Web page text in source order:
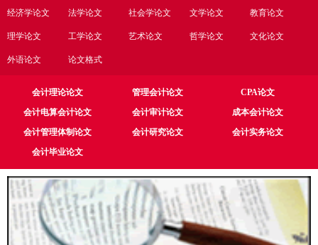
经济学论文 法学论文 社会学论文 文学论文 教育论文
理学论文 工学论文 艺术论文 哲学论文 文化论文
外语论文 论文格式
会计理论论文 管理会计论文
CPA论文
会计电算会计论文
会计审计论文
成本会计论文
会计管理体制论文
会计研究论文
会计实务论文
会计毕业论文